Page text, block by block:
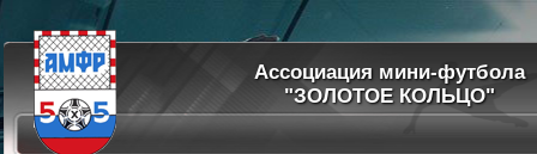
Ассоциация мини-футбола
"ЗОЛОТОЕ КОЛЬЦО"